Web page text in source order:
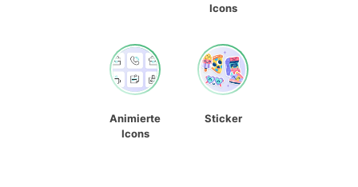
Icons
Animierte
Icons
Sticker